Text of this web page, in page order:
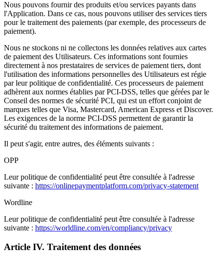
Nous pouvons fournir des produits et/ou services payants dans
l'Application. Dans ce cas, nous pouvons utiliser des services tiers
pour le traitement des paiements (par exemple, des processeurs de
paiement).
Nous ne stockons ni ne collectons les données relatives aux cartes
de paiement des Utilisateurs. Ces informations sont fournies
directement à nos prestataires de services de paiement tiers, dont
l'utilisation des informations personnelles des Utilisateurs est régie
par leur politique de confidentialité. Ces processeurs de paiement
adhèrent aux normes établies par PCI-DSS, telles que gérées par le
Conseil des normes de sécurité PCI, qui est un effort conjoint de
marques telles que Visa, Mastercard, American Express et Discover.
Les exigences de la norme PCI-DSS permettent de garantir la
sécurité du traitement des informations de paiement.
Il peut s'agir, entre autres, des éléments suivants :
OPP
Leur politique de confidentialité peut être consultée à l'adresse
suivante : https://onlinepaymentplatform.com/privacy-statement
Wordline
Leur politique de confidentialité peut être consultée à l'adresse
suivante : https://worldline.com/en/compliancy/privacy
Article IV. Traitement des données